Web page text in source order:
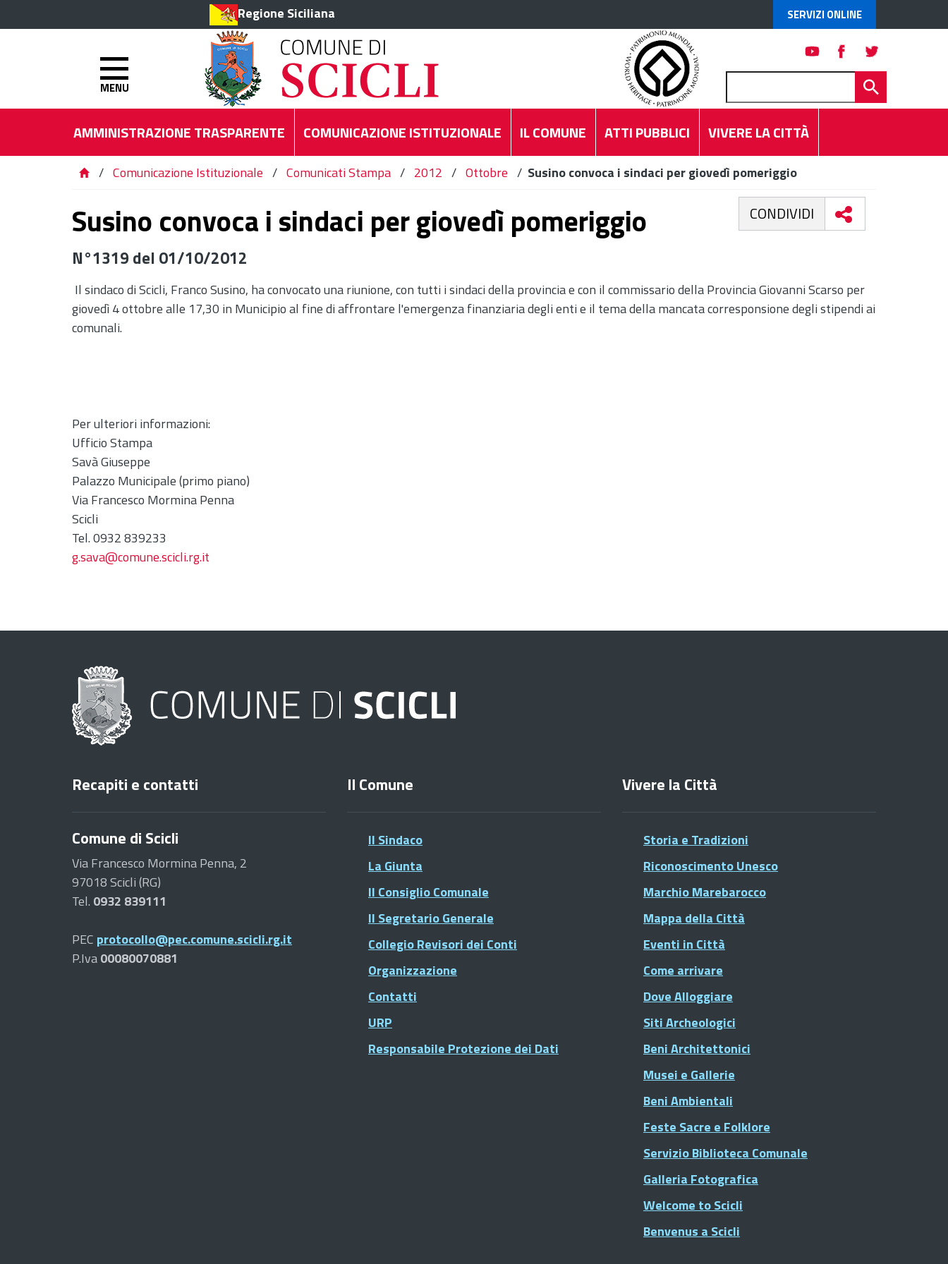
Regione Siciliana SERVIZI ONLINE
MENU
AMMINISTRAZIONE TRASPARENTE COMUNICAZIONE ISTITUZIONALE IL COMUNE ATTI PUBBLICI VIVERE LA CITTÀ
/ Comunicazione Istituzionale / Comunicati Stampa / 2012 / Ottobre / Susino convoca i sindaci per giovedì pomeriggio
CONDIVIDI
Susino convoca i sindaci per giovedì pomeriggio
N°1319 del 01/10/2012
Il sindaco di Scicli, Franco Susino, ha convocato una riunione, con tutti i sindaci della provincia e con il commissario della Provincia Giovanni Scarso per
giovedì 4 ottobre alle 17,30 in Municipio al fine di affrontare l'emergenza finanziaria degli enti e il tema della mancata corresponsione degli stipendi ai
comunali.
Per ulteriori informazioni:
Ufficio Stampa
Savà Giuseppe
Palazzo Municipale (primo piano)
Via Francesco Mormina Penna
Scicli
Tel. 0932 839233
g.sava@comune.scicli.rg.it
Recapiti e contatti
Comune di Scicli
Via Francesco Mormina Penna, 2
97018 Scicli (RG)
Tel. 0932 839111
PEC protocollo@pec.comune.scicli.rg.it
P.Iva00080070881
Il Comune
Il Sindaco
La Giunta
Il Consiglio Comunale
Il Segretario Generale
Collegio Revisori dei Conti
Organizzazione
Contatti
URP
Responsabile Protezione dei Dati
Vivere la Città
Storia e Tradizioni
Riconoscimento Unesco
Marchio Marebarocco
Mappa della Città
Eventi in Città
Come arrivare
Dove Alloggiare
Siti Archeologici
Beni Architettonici
Musei e Gallerie
Beni Ambientali
Feste Sacre e Folklore
Servizio Biblioteca Comunale
Galleria Fotografica
Welcome to Scicli
Benvenus a Scicli